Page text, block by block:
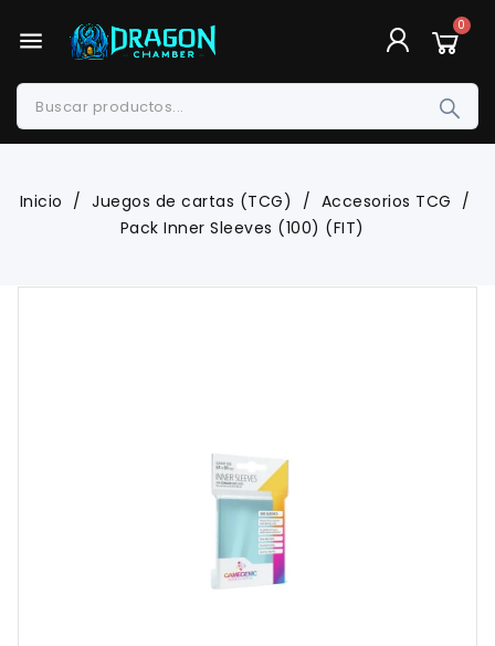
menu
Inicio Juegos de cartas (TCG)
Accesorios TCG
Pack Inner Sleeves (100) (FIT)